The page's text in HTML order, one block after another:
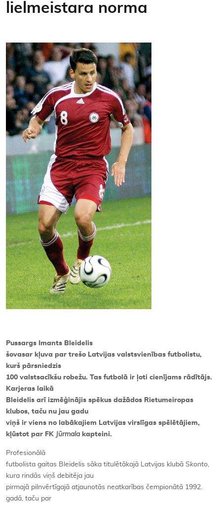
lielmeistara norma
Pussargs Imants Bleidelis
šovasar kļuva par trešo Latvijas valstsvienības futbolistu,
kurš pārsniedzis
100 valstsacīkšu robežu. Tas futbolā ir ļoti cienījams rādītājs.
Karjeras laikā
Bleidelis arī izmēģinājis spēkus dažādos Rietumeiropas
klubos, taču nu jau gadu
viņš ir viens no labākajiem Latvijas virslīgas spēlētājiem,
kļūstot par FK Jūrmala kapteini.
Profesionālā
futbolista gaitas Bleidelis sāka titulētākajā Latvijas klubā Skonto,
kura rindās viņš debitēja jau
pirmajā pilnvērtīgajā atjaunotās neatkarības čempionātā 1992.
gadā, taču par